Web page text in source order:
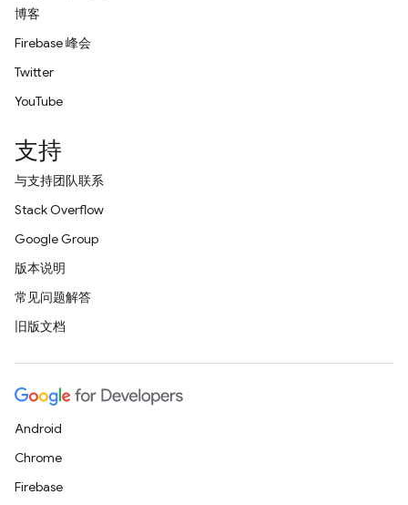
博客
Firebase 峰会
Twitter
YouTube
支持
与支持团队联系
Stack Overflow
Google Group
版本说明
常见问题解答
旧版文档
Android
Chrome
Firebase